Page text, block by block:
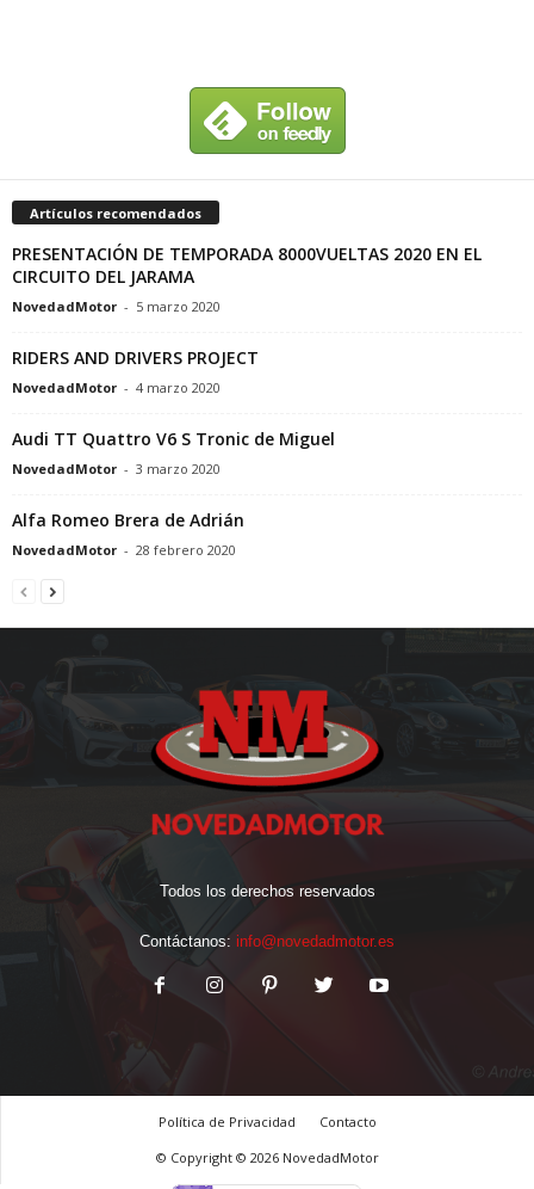
Artículos recomendados
PRESENTACIÓN DE TEMPORADA 8000VUELTAS 2020 EN EL
CIRCUITO DEL JARAMA
NovedadMotor - 5 marzo 2020
RIDERS AND DRIVERS PROJECT
NovedadMotor - 4 marzo 2020
Audi TT Quattro V6 S Tronic de Miguel
NovedadMotor - 3 marzo 2020
Alfa Romeo Brera de Adrián
NovedadMotor - 28 febrero 2020
Todos los derechos reservados
Contáctanos: info@novedadmotor.es
Política de Privacidad
Contacto
© Copyright © 2026 NovedadMotor